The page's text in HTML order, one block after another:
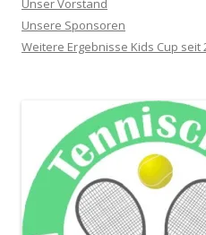
Unser Vorstand
Unsere Sponsoren
Weitere Ergebnisse Kids Cup seit